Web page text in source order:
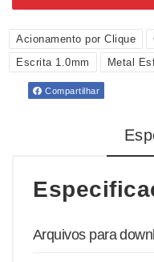
Acionamento por Clique
Escrita 1.0mm
Metal
Compartilhar
Arquivos para